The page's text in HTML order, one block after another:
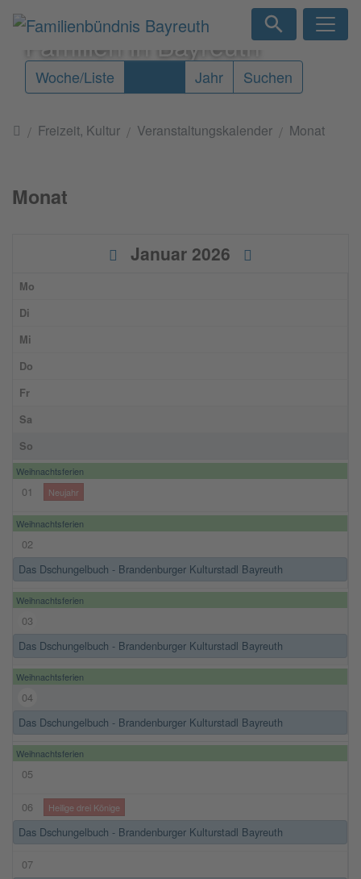
Direkt zur Hauptnavigation springen
Direkt zum Inhalt springen
Familien in Bayreuth
Woche/Liste Jahr Suchen
Startseite
Freizeit, Kultur Veranstaltungskalender Monat
Monat
Januar 2026
Mo
Di
Mi
Do
Fr
Sa
So
Weihnachtsferien
01 Neujahr
Weihnachtsferien
02
Das Dschungelbuch - Brandenburger Kulturstadl Bayreuth
Weihnachtsferien
03
Das Dschungelbuch - Brandenburger Kulturstadl Bayreuth
Weihnachtsferien
04
Das Dschungelbuch - Brandenburger Kulturstadl Bayreuth
Weihnachtsferien
05
06 Heilige drei Könige
Das Dschungelbuch - Brandenburger Kulturstadl Bayreuth
07